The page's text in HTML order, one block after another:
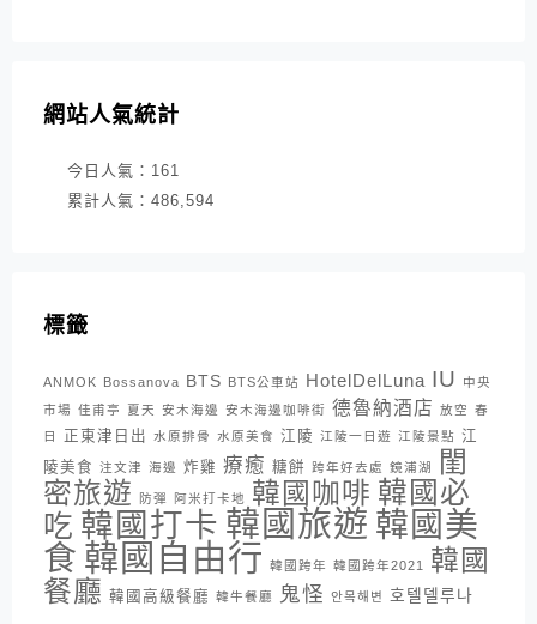
網站人氣統計
今日人氣： 161
累計人氣： 486,594
標籤
ANMOK Bossanova BTS BTS公車站 HotelDelLuna IU
中央
市場 佳甫亭 夏天 安木海邊 安木海邊咖啡街 德魯納酒店 放空 春
日
正東津日出 水原排骨 水原美食 江陵 江陵一日遊 江陵景點 江
陵美食 注文津 海邊 炸雞 療癒 糖餅 跨年好去處 鏡浦湖
閨
密旅遊
防彈 阿米打卡地 韓國咖啡 韓國必
吃 韓國打卡 韓國旅遊 韓國美
食 韓國自由行 韓國跨年 韓國跨年2021
韓國
餐廳 韓國高級餐廳 韓牛餐廳 鬼怪 안목해변 호텔델루나